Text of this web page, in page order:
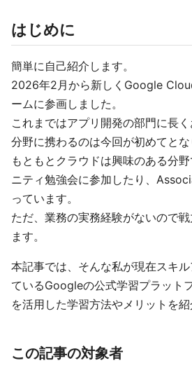
はじめに
簡単に自己紹介します。
2026年2月から新しくGoogle
ームに参画しました。
これまではアプリ開発の部門に長
分野に携わるのは今回が初めてとな
もともとクラウドは興味のある分
ニティ勉強会に参加したり、
っています。
ただ、業務の実務経験がないので
ます。
本記事では、そんな私が現在スキ
ているGoogleの公式学習プラット
を活用した学習方法やメリットを紹
この記事の対象者